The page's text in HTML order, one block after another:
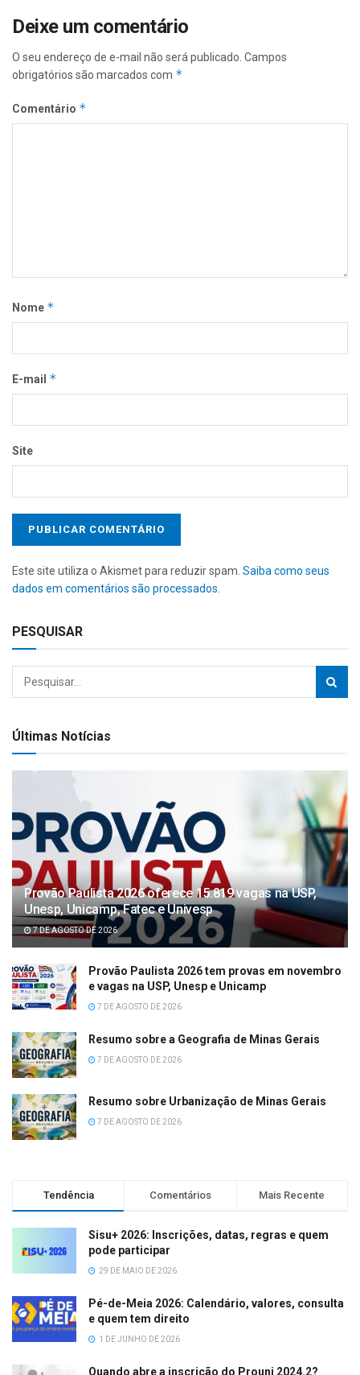
Deixe um comentário
O seu endereço de e-mail não será publicado. Campos
obrigatórios são marcados com *
Comentário *
Nome *
E-mail *
Site
Este site utiliza o Akismet para reduzir spam. Saiba como seus
dados em comentários são processados.
PESQUISAR
Últimas Notícias
Provão Paulista 2026 oferece 15.819 vagas na USP,
Unesp, Unicamp, Fatec e Univesp
7 DE AGOSTO DE 2026
Provão Paulista 2026 tem provas em novembro
e vagas na USP, Unesp e Unicamp
7 DE AGOSTO DE 2026
Resumo sobre a Geografia de Minas Gerais
7 DE AGOSTO DE 2026
Resumo sobre Urbanização de Minas Gerais
7 DE AGOSTO DE 2026
Tendência Comentários Mais Recente
Sisu+ 2026: Inscrições, datas, regras e quem
pode participar
29 DE MAIO DE 2026
Pé-de-Meia 2026: Calendário, valores, consulta
e quem tem direito
1 DE JUNHO DE 2026
Quando abre a inscrição do Prouni 2024.2?